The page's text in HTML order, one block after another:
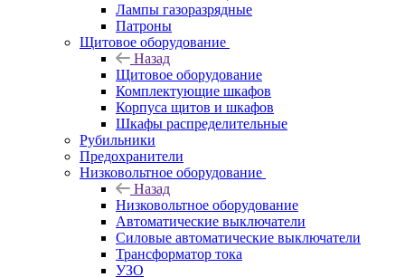
Лампы газоразрядные
Патроны
Щитовое оборудование
Назад
Щитовое оборудование
Комплектующие шкафов
Корпуса щитов и шкафов
Шкафы распределительные
Рубильники
Предохранители
Низковольтное оборудование
Назад
Низковольтное оборудование
Автоматические выключатели
Силовые автоматические выключатели
Трансформатор тока
УЗО